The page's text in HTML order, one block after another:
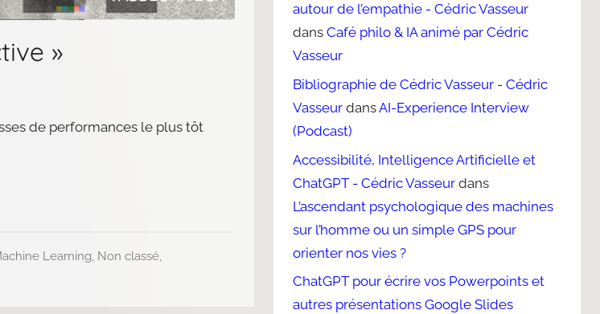
»
de performances le plus tôt
Learning, Non classé,
autour de l’empathie - Cédric Vasseur
dansCafé philo & IA animé par Cédric
Vasseur
Bibliographie de Cédric Vasseur - Cédric
Vasseur dansAI-Experience Interview
(Podcast)
Accessibilité, Intelligence Artificielle et
ChatGPT - Cédric Vasseur dans
L’ascendant psychologique des machines
sur l’homme ou un simple GPS pour
orienter nos vies ?
ChatGPT pour écrire vos Powerpoints et
autres présentations Google Slides